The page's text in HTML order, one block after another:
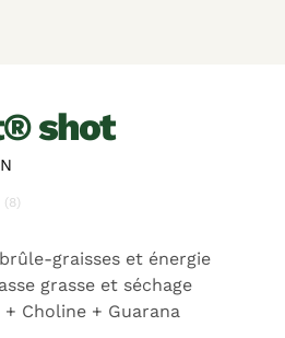
shot
(8)
graisses et énergie
grasse et séchage
Choline + Guarana